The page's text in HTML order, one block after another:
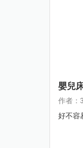
嬰兒
作者：
好不容